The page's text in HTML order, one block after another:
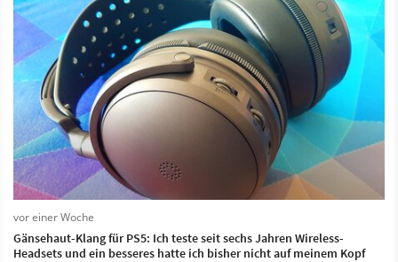
vor einer Woche
Gänsehaut-Klang für PS5: Ich teste seit sechs Jahren Wireless-
Headsets und ein besseres hatte ich bisher nicht auf meinem Kopf